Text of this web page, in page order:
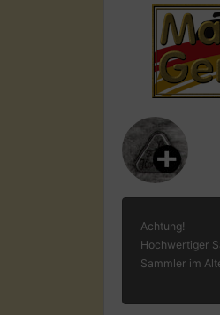
Achtung!
Hochwertiger
Sammler im